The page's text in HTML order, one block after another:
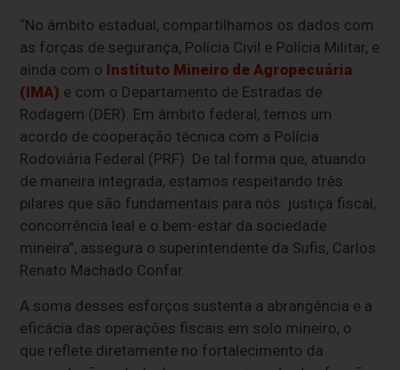
“No âmbito estadual, compartilhamos os dados com
as forças de segurança, Polícia Civil e Polícia Militar, e
ainda com o Instituto Mineiro de Agropecuária
(IMA) e com o Departamento de Estradas de
Rodagem (DER). Em âmbito federal, temos um
acordo de cooperação técnica com a Polícia
Rodoviária Federal (PRF). De tal forma que, atuando
de maneira integrada, estamos respeitando três
pilares que são fundamentais para nós: justiça fiscal,
concorrência leal e o bem-estar da sociedade
mineira”, assegura o superintendente da Sufis, Carlos
Renato Machado Confar.
A soma desses esforços sustenta a abrangência e a
eficácia das operações fiscais em solo mineiro, o
que reflete diretamente no fortalecimento da